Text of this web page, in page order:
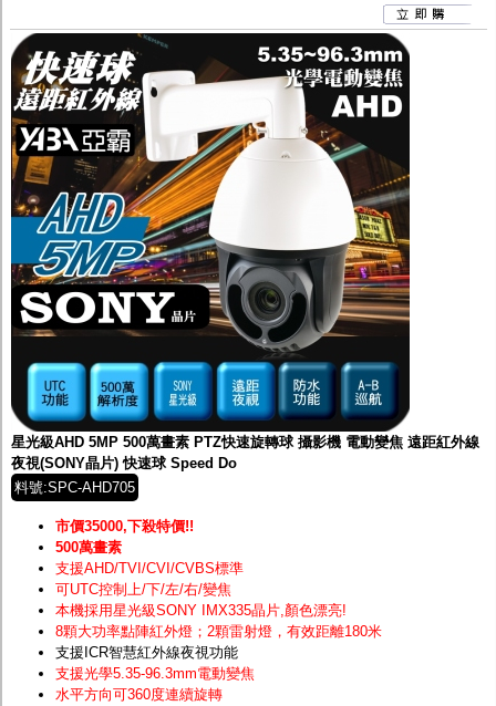
星光級AHD 5MP 500萬畫素 PTZ快速旋轉球 攝影機 電動變焦 遠距紅外線
夜視(SONY晶片) 快速球 Speed Do
料號:SPC-AHD705
市價35000,下殺特價!!
500萬畫素
支援AHD/TVI/CVI/CVBS標準
可UTC控制上/下/左/右/變焦
本機採用星光級SONY IMX335晶片,顏色漂亮!
8顆大功率點陣紅外燈；2顆雷射燈，有效距離180米
支援ICR智慧紅外線夜視功能
支援光學5.35-96.3mm電動變焦
水平方向可360度連續旋轉